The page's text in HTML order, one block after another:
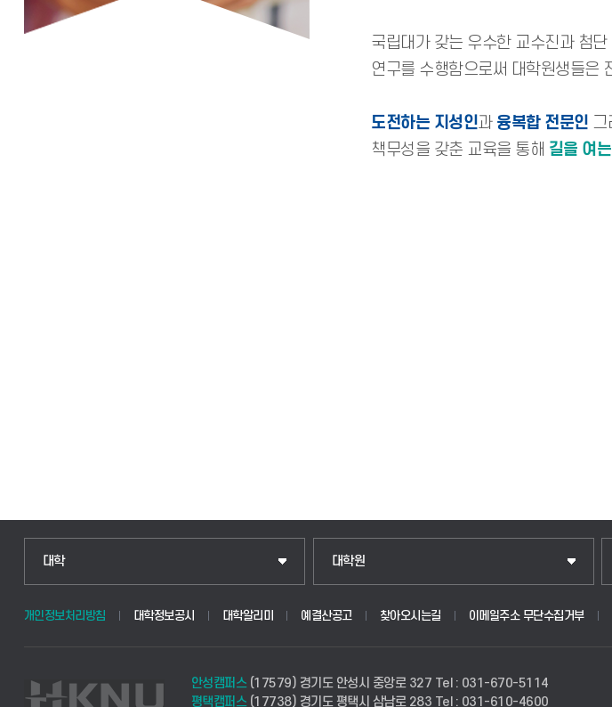
국립대가 갖는 우수한 교수진과 첨
연구를 수행함으로써 대학원생들은
도전하는 지성인과 융복합 전문인 그
책무성을 갖춘 교육을 통해 길을 여
대학
인문융합공공인재학부
법경영학부
식물자원조경학부
대학원
일반대학원
산업대학원
경영대학원
개인정보처리방침 대학정보공시 대학알리미 예결산공고 찾아오시는길 이메일주소 무단수집거부
안성캠퍼스(17579) 경기도 안성시 중앙로 327 Tel : 031-670-5114
평택캠퍼스(17738) 경기도 평택시 삼남로 283 Tel : 031-610-4600